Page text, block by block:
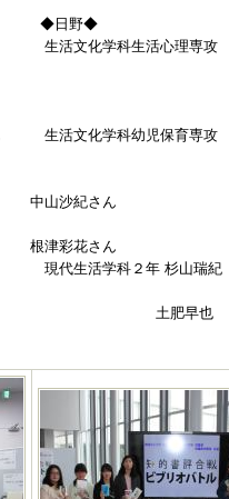
野◆
文化学科生活心理専攻
澤見咲月さん
化学科幼児保育専攻
さん
さん
年 杉山瑞紀
也